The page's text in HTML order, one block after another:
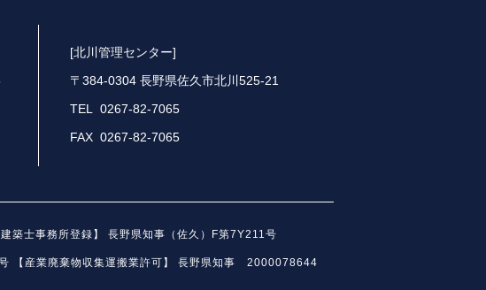
[北川管理センター]
〒384-0304 長野県佐久市北川525-21
TEL 0267-82-7065
FAX 0267-82-7065
築士事務所登録】 長野県知事（佐久）F第7Y211号
【産業廃棄物収集運搬業許可】 長野県知事 2000078644